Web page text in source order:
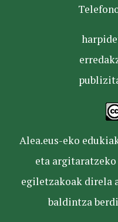
Alea.eus-eko
eta
egiletzakoak direla
baldintza